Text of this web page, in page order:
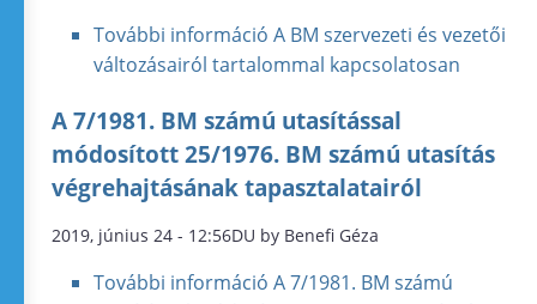
További információ A BM szervezeti és vezetői
változásairól tartalommal kapcsolatosan
A 7/1981. BM számú utasítással
módosított 25/1976. BM számú utasítás
végrehajtásának tapasztalatairól
2019, június 24 - 12:56DU by Benefi Géza
További információ A 7/1981. BM számú